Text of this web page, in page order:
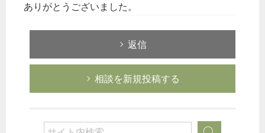
ありがとうございました。
返信
相談を新規投稿する